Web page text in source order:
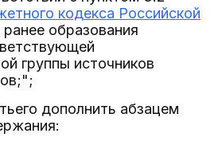
кодекса Российской
ранее образования
группы источников
дополнить абзацем